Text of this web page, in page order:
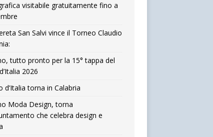
visitabile gratuitamente fino a
San Salvi vince il Torneo Claudio
tutto pronto per la 15° tappa del
2026
d’Italia torna in Calabria
Moda Design, torna
che celebra design e